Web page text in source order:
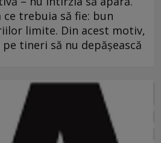
ce trebuia să fie: bun
limite. Din acest motiv,
tineri să nu depăşească